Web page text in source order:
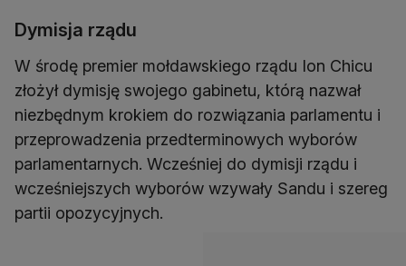
Dymisja rządu
W środę premier mołdawskiego rządu Ion Chicu
złożył dymisję swojego gabinetu, którą nazwał
niezbędnym krokiem do rozwiązania parlamentu i
przeprowadzenia przedterminowych wyborów
parlamentarnych. Wcześniej do dymisji rządu i
wcześniejszych wyborów wzywały Sandu i szereg
partii opozycyjnych.